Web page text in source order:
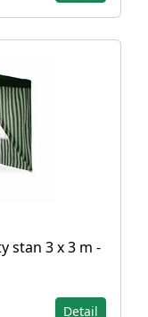
stan 3 x 3 m -
Detail